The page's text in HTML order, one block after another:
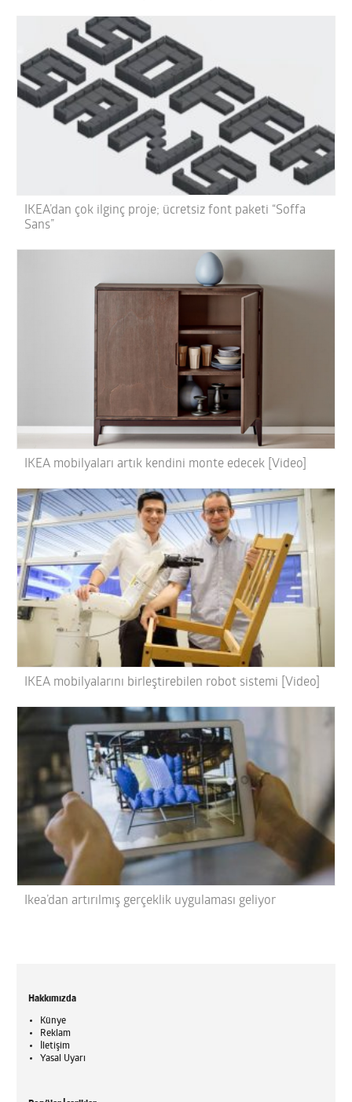
IKEA’dan çok ilginç proje; ücretsiz font paketi “Soffa
Sans”
IKEA mobilyaları artık kendini monte edecek [Video]
IKEA mobilyalarını birleştirebilen robot sistemi [Video]
Ikea’dan artırılmış gerçeklik uygulaması geliyor
Hakkımızda
Künye
Reklam
İletişim
Yasal Uyarı